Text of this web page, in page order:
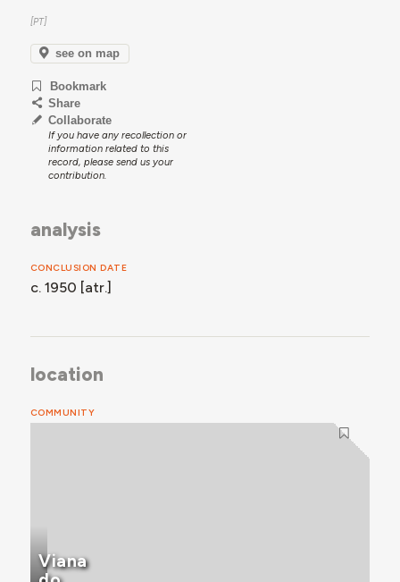
see on map
Bookmark
Share
Collaborate
If you have any recollection or
information related to this
record, please send us your
contribution.
analysis
CONCLUSION DATE
c. 1950 [atr.]
location
COMMUNITY
Viana